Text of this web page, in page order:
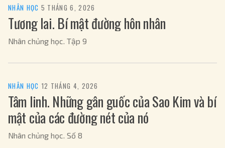
NHÂN HỌC 5 THÁNG 6, 2026
Tương lai. Bí mật đường hôn nhân
Nhân chủng học. Tập 9
NHÂN HỌC 12 THÁNG 4, 2026
Tâm linh. Những gân guốc của Sao Kim và bí
mật của các đường nét của nó
Nhân chủng học. Số 8